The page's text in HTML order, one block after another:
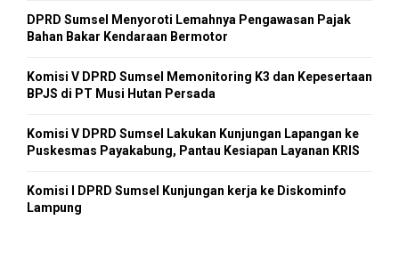
DPRD Sumsel Menyoroti Lemahnya Pengawasan Pajak
Bahan Bakar Kendaraan Bermotor
Komisi V DPRD Sumsel Memonitoring K3 dan Kepesertaan
BPJS di PT Musi Hutan Persada
Komisi V DPRD Sumsel Lakukan Kunjungan Lapangan ke
Puskesmas Payakabung, Pantau Kesiapan Layanan KRIS
Komisi I DPRD Sumsel Kunjungan kerja ke Diskominfo
Lampung